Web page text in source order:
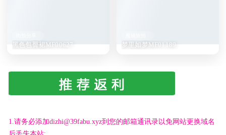
黑色包臀裙MF00627 梦里如梦MF01189
1.请务必添加dizhi@39fabu.xyz到您的邮箱通讯录以免网站更换域名